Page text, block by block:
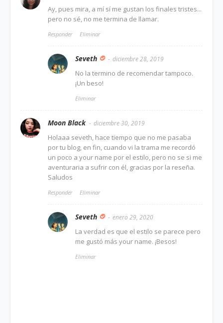
Ay, pues mira, a mí sí me gustan los finales tristes...
pero no sé, no me termina de llamar.
Responder Eliminar
Seveth diciembre 28, 2019
No la termino de recomendar tampoco.
¡Un beso!
Eliminar
Moon Black diciembre 30, 2019
Holaaa seveth, hace tiempo que no me pasaba
por tu blog, en fin, cuando vi la trama me recordó
un poco a your name por el estilo, pero no se si me
aventuraria a sufrir con él, gracias por la reseña.
Saludos
Responder Eliminar
Seveth enero 29, 2020
La verdad es que el estilo se parece pero
me gustó más your name. ¡Besos!
Eliminar